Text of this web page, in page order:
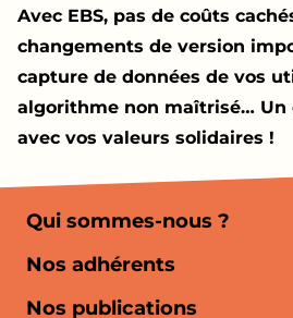
Avec EBS, pas de coûts
changements de version
capture de données de vos
algorithme non maîtrisé… Un
avec vos valeurs solidaires !
Qui sommes-nous ?
Nos adhérents
Nos publications